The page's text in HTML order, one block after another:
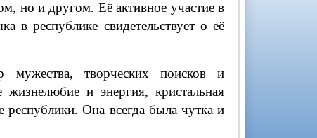
но и другом. Её активное участие в
в республике свидетельствует о её
творческих поисков и
и энергия, кристальная
республики. Она всегда была чутка и